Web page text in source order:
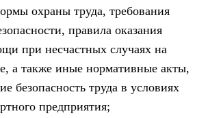
охраны труда, требования
правила оказания
при несчастных случаях на
а также иные нормативные акты,
безопасность труда в условиях
предприятия;